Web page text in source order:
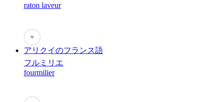
raton laveur
♥
アリクイのフランス語
フルミリエ
fourmilier